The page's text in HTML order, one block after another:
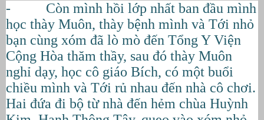
- Còn mình hồi lớp nhất ban đầu mình
học thày Muôn, thày bệnh mình và Tới nhỏ
bạn cùng xóm đã lò mò đến Tổng Y Viện
Cộng Hòa thăm thầy, sau đó thày Muôn
nghỉ dạy, học cô giáo Bích, có một buổi
chiều mình và Tới rủ nhau đến nhà cô chơi.
Hai đứa đi bộ từ nhà đến hẻm chùa Huỳnh